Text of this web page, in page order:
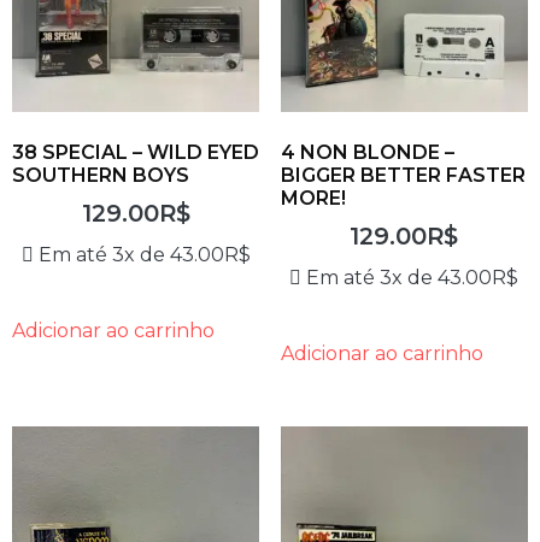
38 SPECIAL – WILD EYED
SOUTHERN BOYS
129.00R$
Em até 3x de 43.00R$
Adicionar ao carrinho
4 NON BLONDE –
BIGGER BETTER FASTER
MORE!
129.00R$
Em até 3x de43.00R$
Adicionar ao carrinho